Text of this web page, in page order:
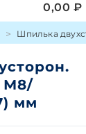
0,00₽
Шпилька
М8/
мм